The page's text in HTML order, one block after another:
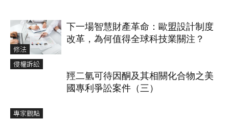
修法
下一場智慧財產革命：歐盟設計制度
改革，為何值得全球科技業關注？
侵權訴訟
羥二氫可待因酮及其相關化合物之美
國專利爭訟案件（三）
專家觀點